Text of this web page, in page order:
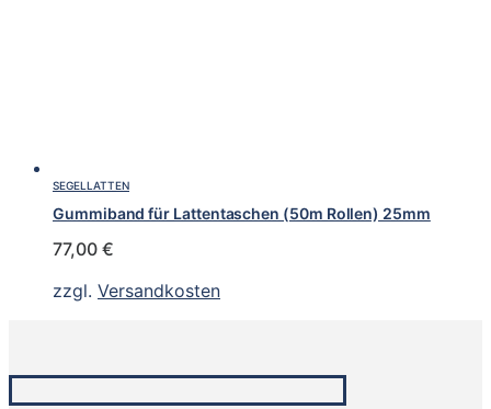
SEGELLATTEN
Gummiband für Lattentaschen (50m Rollen) 25mm
77,00 €
zzgl. Versandkosten